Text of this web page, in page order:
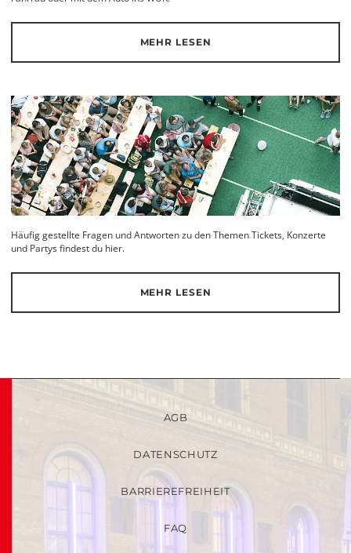
MEHR LESEN
Häufig gestellte Fragen und Antworten zu den Themen Tickets, Konzerte
und Partys findest du hier.
MEHR LESEN
AGB
DATENSCHUTZ
BARRIEREFREIHEIT
FAQ